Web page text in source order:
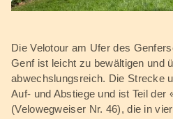
Die Velotour am Ufer des
Genf ist leicht zu bewältigen und
abwechslungsreich. Die Strecke
Auf- und Abstiege und ist Teil der
(Velowegweiser Nr. 46), die in